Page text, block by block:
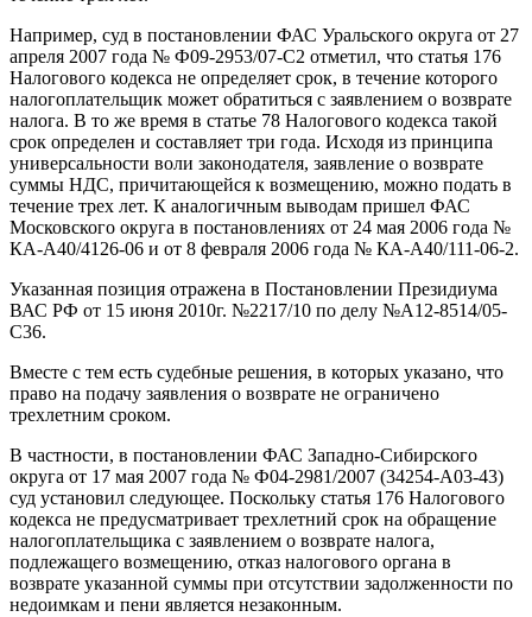
Например, суд в постановлении ФАС Уральского округа от 27
апреля 2007 года № Ф09-2953/07-С2 отметил, что статья 176
Налогового кодекса не определяет срок, в течение которого
налогоплательщик может обратиться с заявлением о возврате
налога. В то же время в статье 78 Налогового кодекса такой
срок определен и составляет три года. Исходя из принципа
универсальности воли законодателя, заявление о возврате
суммы НДС, причитающейся к возмещению, можно подать в
течение трех лет. К аналогичным выводам пришел ФАС
Московского округа в постановлениях от 24 мая 2006 года №
КА-А40/4126-06 и от 8 февраля 2006 года № КА-А40/111-06-2.
Указанная позиция отражена в Постановлении Президиума
ВАС РФ от 15 июня 2010г. №2217/10 по делу №А12-8514/05-
С36.
Вместе с тем есть судебные решения, в которых указано, что
право на подачу заявления о возврате не ограничено
трехлетним сроком.
В частности, в постановлении ФАС Западно-Сибирского
округа от 17 мая 2007 года № Ф04-2981/2007 (34254-А03-43)
суд установил следующее. Поскольку статья 176 Налогового
кодекса не предусматривает трехлетний срок на обращение
налогоплательщика с заявлением о возврате налога,
подлежащего возмещению, отказ налогового органа в
возврате указанной суммы при отсутствии задолженности по
недоимкам и пени является незаконным.